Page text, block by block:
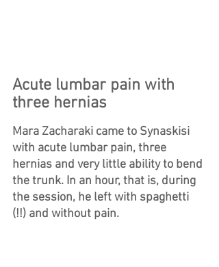
Acute lumbar pain with
three hernias
Mara Zacharaki came to Synaskisi
with acute lumbar pain, three
hernias and very little ability to bend
the trunk. In an hour, that is, during
the session, he left with spaghetti
(!!) and without pain.